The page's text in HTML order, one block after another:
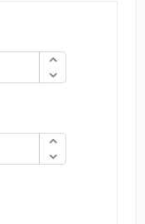
Jinan PDM